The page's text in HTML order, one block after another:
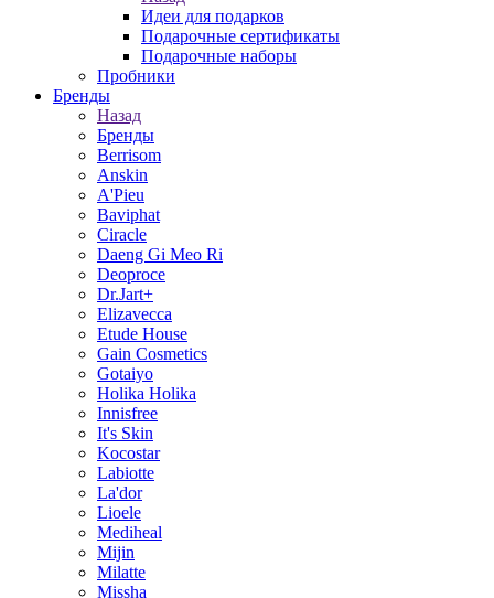
Идеи для подарков
Подарочные сертификаты
Подарочные наборы
Пробники
Бренды
Назад
Бренды
Berrisom
Anskin
A'Pieu
Baviphat
Ciracle
Daeng Gi Meo Ri
Deoproce
Dr.Jart+
Elizavecca
Etude House
Gain Cosmetics
Gotaiyo
Holika Holika
Innisfree
It's Skin
Kocostar
Labiotte
La'dor
Lioele
Mediheal
Mijin
Milatte
Missha